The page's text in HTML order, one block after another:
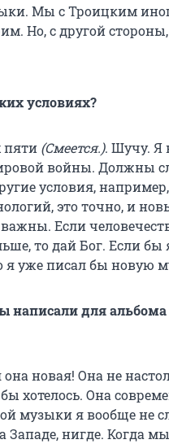
Мы с Троицким
Но, с другой
условиях?
пяти (Смеется.). Шучу. Я
войны. Должны
условия,
это точно, и
Если
то дай Бог. Если бы
я уже писал бы новую
написали для альбома
она новая! Она не
хотелось. Она
музыки я вообще не
Западе, нигде. Когда